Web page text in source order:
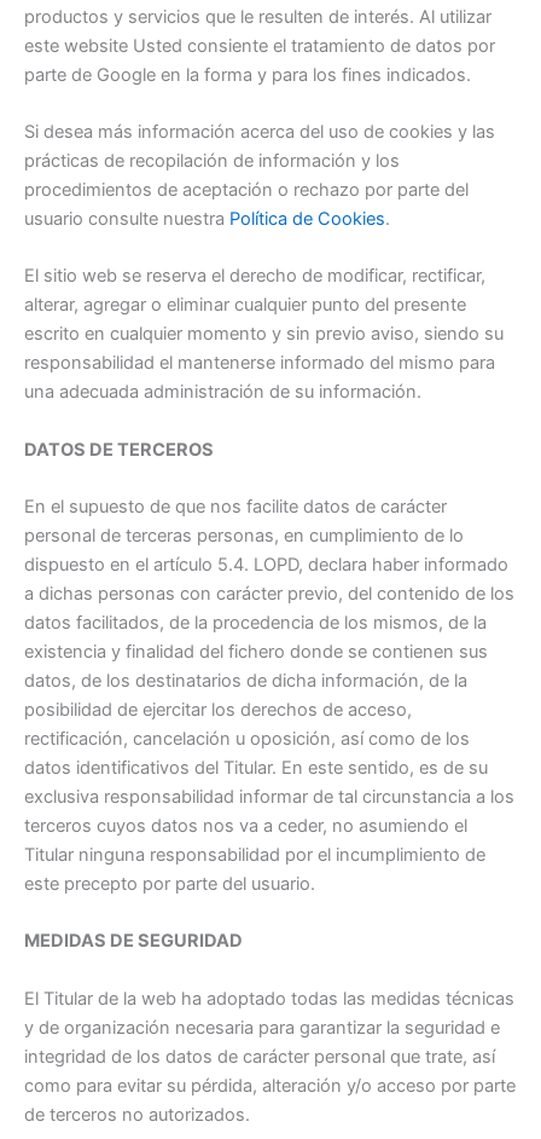
productos y servicios que le resulten de interés. Al utilizar
este website Usted consiente el tratamiento de datos por
parte de Google en la forma y para los fines indicados.
Si desea más información acerca del uso de cookies y las
prácticas de recopilación de información y los
procedimientos de aceptación o rechazo por parte del
usuario consulte nuestra Política de Cookies.
El sitio web se reserva el derecho de modificar, rectificar,
alterar, agregar o eliminar cualquier punto del presente
escrito en cualquier momento y sin previo aviso, siendo su
responsabilidad el mantenerse informado del mismo para
una adecuada administración de su información.
DATOS DE TERCEROS
En el supuesto de que nos facilite datos de carácter
personal de terceras personas, en cumplimiento de lo
dispuesto en el artículo 5.4. LOPD, declara haber informado
a dichas personas con carácter previo, del contenido de los
datos facilitados, de la procedencia de los mismos, de la
existencia y finalidad del fichero donde se contienen sus
datos, de los destinatarios de dicha información, de la
posibilidad de ejercitar los derechos de acceso,
rectificación, cancelación u oposición, así como de los
datos identificativos del Titular. En este sentido, es de su
exclusiva responsabilidad informar de tal circunstancia a los
terceros cuyos datos nos va a ceder, no asumiendo el
Titular ninguna responsabilidad por el incumplimiento de
este precepto por parte del usuario.
MEDIDAS DE SEGURIDAD
El Titular de la web ha adoptado todas las medidas técnicas
y de organización necesaria para garantizar la seguridad e
integridad de los datos de carácter personal que trate, así
como para evitar su pérdida, alteración y/o acceso por parte
de terceros no autorizados.